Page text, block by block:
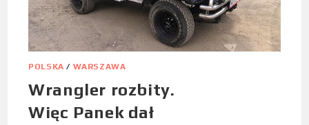
POLSKA / WARSZAWA
Wrangler rozbity.
Więc Panek dał